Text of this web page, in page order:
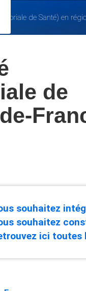
de Santé) en
de
souhaitez
souhaitez
ici